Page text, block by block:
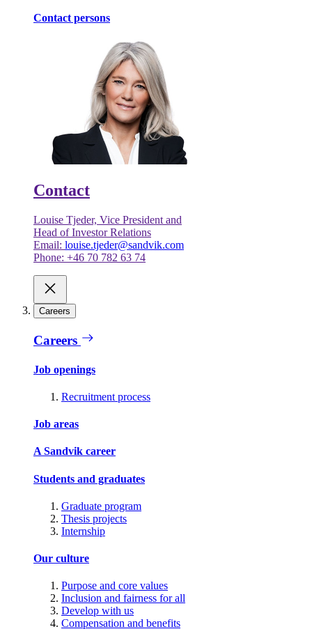
Contact persons
Contact
Louise Tjeder, Vice President and
Head of Investor Relations
Email: louise.tjeder@sandvik.com
Phone: +46 70 782 63 74
Careers
Careers
Job openings
Recruitment process
Job areas
A Sandvik career
Students and graduates
Graduate program
Thesis projects
Internship
Our culture
Purpose and core values
Inclusion and fairness for all
Develop with us
Compensation and benefits